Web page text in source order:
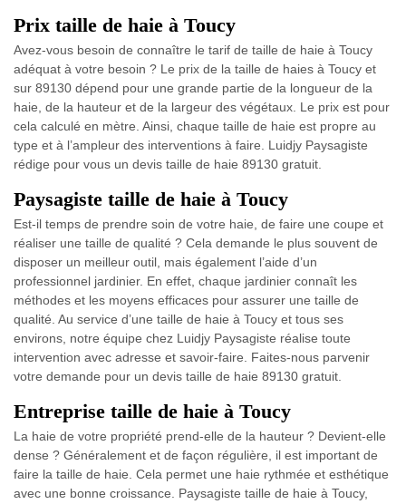
Prix taille de haie à Toucy
Avez-vous besoin de connaître le tarif de taille de haie à Toucy
adéquat à votre besoin ? Le prix de la taille de haies à Toucy et
sur 89130 dépend pour une grande partie de la longueur de la
haie, de la hauteur et de la largeur des végétaux. Le prix est pour
cela calculé en mètre. Ainsi, chaque taille de haie est propre au
type et à l’ampleur des interventions à faire. Luidjy Paysagiste
rédige pour vous un devis taille de haie 89130 gratuit.
Paysagiste taille de haie à Toucy
Est-il temps de prendre soin de votre haie, de faire une coupe et
réaliser une taille de qualité ? Cela demande le plus souvent de
disposer un meilleur outil, mais également l’aide d’un
professionnel jardinier. En effet, chaque jardinier connaît les
méthodes et les moyens efficaces pour assurer une taille de
qualité. Au service d’une taille de haie à Toucy et tous ses
environs, notre équipe chez Luidjy Paysagiste réalise toute
intervention avec adresse et savoir-faire. Faites-nous parvenir
votre demande pour un devis taille de haie 89130 gratuit.
Entreprise taille de haie à Toucy
La haie de votre propriété prend-elle de la hauteur ? Devient-elle
dense ? Généralement et de façon régulière, il est important de
faire la taille de haie. Cela permet une haie rythmée et esthétique
avec une bonne croissance. Paysagiste taille de haie à Toucy,